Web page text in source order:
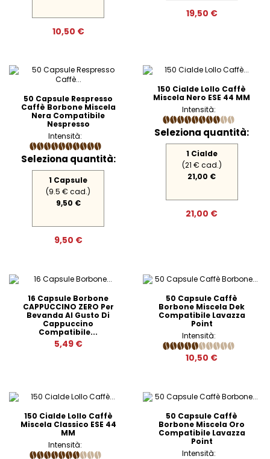
10,50 €
19,50 €
50 Capsule Respresso
Caffè Borbone Miscela
Nera Compatibile
Nespresso
Intensità:
Seleziona quantità:
1 Capsule
(9.5 € cad.)
9,50 €
9,50 €
150 Cialde Lollo Caffè
Miscela Nero ESE 44 MM
Intensità:
Seleziona quantità:
1 Cialde
(21 € cad.)
21,00 €
21,00 €
16 Capsule Borbone
CAPPUCCINO ZERO Per
Bevanda Al Gusto Di
Cappuccino
Compatibile...
5,49 €
50 Capsule Caffè
Borbone Miscela Dek
Compatibile Lavazza
Point
Intensità:
10,50 €
150 Cialde Lollo Caffè
Miscela Classico ESE 44
MM
Intensità:
50 Capsule Caffè
Borbone Miscela Oro
Compatibile Lavazza
Point
Intensità: